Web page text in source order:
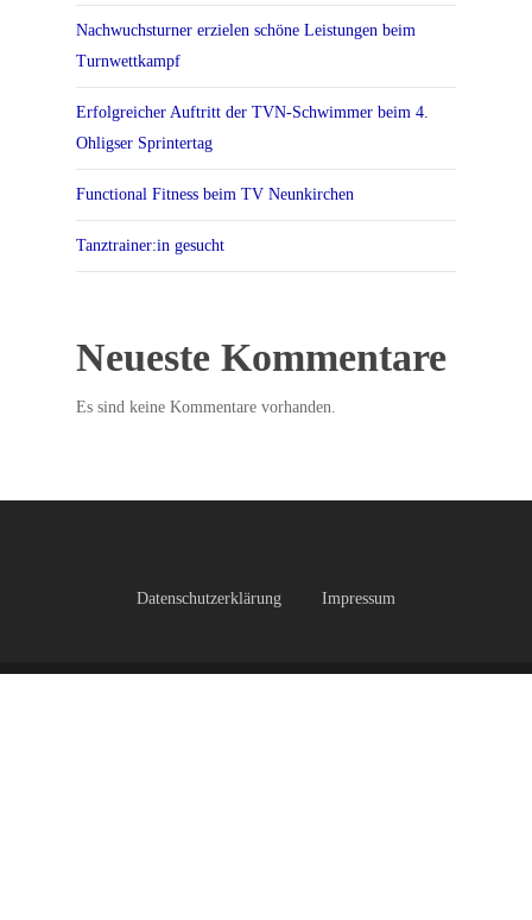
Nachwuchsturner erzielen schöne Leistungen beim
Turnwettkampf
Erfolgreicher Auftritt der TVN-Schwimmer beim 4.
Ohligser Sprintertag
Functional Fitness beim TV Neunkirchen
Tanztrainer:in gesucht
Neueste Kommentare
Es sind keine Kommentare vorhanden.
Datenschutzerklärung Impressum